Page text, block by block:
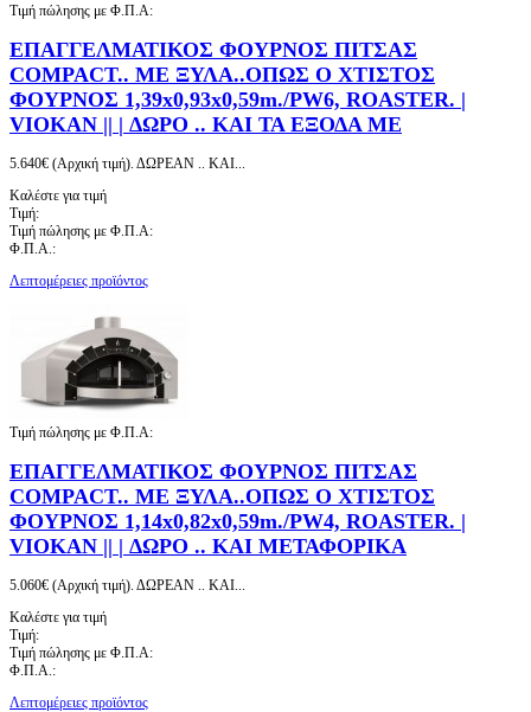
Τιμή πώλησης με Φ.Π.Α:
ΕΠΑΓΓΕΛΜΑΤΙΚΟΣ ΦΟΥΡΝΟΣ ΠΙΤΣΑΣ
COMPACT.. ΜΕ ΞΥΛΑ..ΟΠΩΣ Ο ΧΤΙΣΤΟΣ
ΦΟΥΡΝΟΣ 1,39x0,93x0,59m./PW6, ROASTER. |
VIOKAN || | ΔΩΡΟ .. ΚΑΙ ΤΑ ΕΞΟΔΑ ΜΕ
5.640€ (Αρχική τιμή). ΔΩΡΕΑΝ .. ΚΑΙ...
Καλέστε για τιμή
Τιμή:
Τιμή πώλησης με Φ.Π.Α:
Φ.Π.Α.:
Λεπτομέρειες προϊόντος
Τιμή πώλησης με Φ.Π.Α:
ΕΠΑΓΓΕΛΜΑΤΙΚΟΣ ΦΟΥΡΝΟΣ ΠΙΤΣΑΣ
COMPACT.. ΜΕ ΞΥΛΑ..ΟΠΩΣ Ο ΧΤΙΣΤΟΣ
ΦΟΥΡΝΟΣ 1,14x0,82x0,59m./PW4, ROASTER. |
VIOKAN || | ΔΩΡΟ .. ΚΑΙ ΜΕΤΑΦΟΡΙΚΑ
5.060€ (Αρχική τιμή). ΔΩΡΕΑΝ .. ΚΑΙ...
Καλέστε για τιμή
Τιμή:
Τιμή πώλησης με Φ.Π.Α:
Φ.Π.Α.:
Λεπτομέρειες προϊόντος